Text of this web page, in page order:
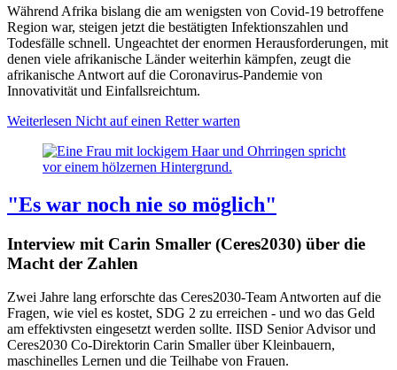
Während Afrika bislang die am wenigsten von Covid-19 betroffene
Region war, steigen jetzt die bestätigten Infektionszahlen und
Todesfälle schnell. Ungeachtet der enormen Herausforderungen, mit
denen viele afrikanische Länder weiterhin kämpfen, zeugt die
afrikanische Antwort auf die Coronavirus-Pandemie von
Innovativität und Einfallsreichtum.
Weiterlesen Nicht auf einen Retter warten
"Es war noch nie so möglich"
Interview mit Carin Smaller (Ceres2030) über die
Macht der Zahlen
Zwei Jahre lang erforschte das Ceres2030-Team Antworten auf die
Fragen, wie viel es kostet, SDG 2 zu erreichen - und wo das Geld
am effektivsten eingesetzt werden sollte. IISD Senior Advisor und
Ceres2030 Co-Direktorin Carin Smaller über Kleinbauern,
maschinelles Lernen und die Teilhabe von Frauen.